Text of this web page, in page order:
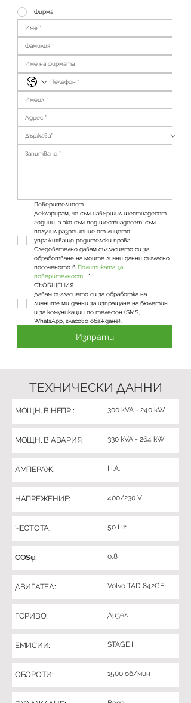
Фирма
Поверителност
Декларирам, че съм навършил шестнадесет
години, а ако съм под шестнадесет, съм
получил разрешение от лицето,
упражняващо родителски права.
Следователно давам съгласието си за
обработване на моите лични данни съгласно
посоченото в Политиката за
поверителност
*
СЪОБЩЕНИЯ
Давам съгласието си за обработка на
личните ми данни за изпращане на бюлетин
и за комуникации по телефон (SMS,
WhatsApp, гласово обаждане).
Изпрати
ТЕХНИЧЕСКИ ДАННИ
МОЩН. В НЕПР.: 300 kVA - 240 kW
МОЩН. В АВАРИЯ: 330 kVA - 264 kW
АМПЕРАЖ: Н.А.
НАПРЕЖЕНИЕ: 400/230 V
ЧЕСТОТА: 50 Hz
COSφ: 0,8
ДВИГАТЕЛ: Volvo TAD 842GE
ГОРИВО: Дизел
ЕМИСИИ: STAGE II
ОБОРОТИ: 1500 об/мин